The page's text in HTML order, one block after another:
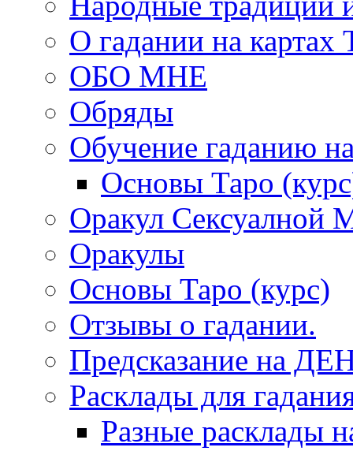
О гадании на картах
ОБО МНЕ
Обряды
Обучение гаданию
Основы Таро
Оракул Сексуалной
Оракулы
Основы Таро (курс)
Отзывы о гадании.
Предсказание на
Расклады для
Разные расклады